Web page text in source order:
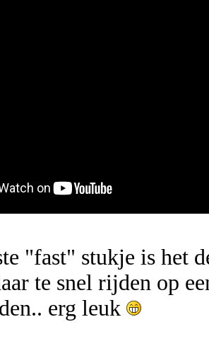
"fast" stukje is het
te snel rijden op
erg leuk